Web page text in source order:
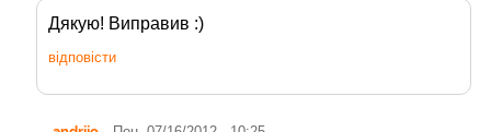
Дякую! Виправив :)
відповісти